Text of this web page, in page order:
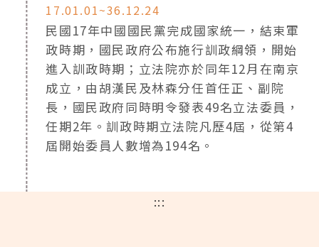
17.01.01~36.12.24
民國17年中國國民黨完成國家統一，結束軍
政時期，國民政府公布施行訓政綱領，開始
進入訓政時期；立法院亦於同年12月在南京
成立，由胡漢民及林森分任首任正、副院
長，國民政府同時明令發表49名立法委員，
任期2年。訓政時期立法院凡歷4屆，從第4
屆開始委員人數增為194名。
:::